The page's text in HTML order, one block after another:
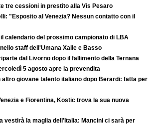
tre cessioni in prestito alla Vis Pesaro
"Esposito al Venezia? Nessun contatto con il
calendario del prossimo campionato di LBA
staff dell'Umana Xalle e Basso
dal Livorno dopo il fallimento della Ternana
5 agosto apre la prevendita
altro giovane talento italiano dopo Berardi: fatta per
e Fiorentina, Kostic trova la sua nuova
vestirà la maglia dell'Italia: Mancini ci sarà per